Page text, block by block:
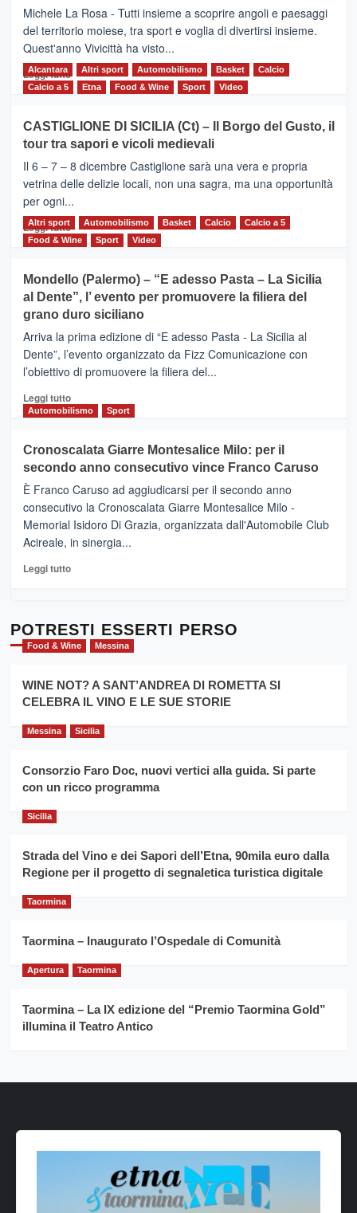
Supermaratona
dell’Etna
Michele La Rosa - Tutti insieme a scoprire angoli e paesaggi
del territorio moiese, tra sport e voglia di divertirsi insieme.
Quest'anno Vivicittà ha visto...
Leggi tutto Leggi
MOIO
ALCANTARA
–
Vivicittà,
alla
scoperta
del
territorio,
e
messaggi
di
Alcantara Altri sport Automobilismo Basket
Calcio
Calcio a 5
Etna Food & Wine Sport Video
CASTIGLIONE DI SICILIA (Ct) – Il Borgo del Gusto, il
tour tra sapori e vicoli medievali
Il 6 – 7 – 8 dicembre Castiglione sarà una vera e propria
vetrina delle delizie locali, non una sagra, ma una opportunità
per ogni...
Leggi tuttoLeggi
di
CASTIGLIONE
DI
SICILIA
(Ct)
–
Il
Borgo
Gusto,
il
tra
sapori
vicoli
medievali
Altri sport Automobilismo Basket Calcio
Calcio a 5
Food & Wine
Sport Video
Mondello (Palermo) – “E adesso Pasta – La Sicilia
al Dente”, l’ evento per promuovere la filiera del
grano duro siciliano
Arriva la prima edizione di “E adesso Pasta - La Sicilia al
Dente”, l’evento organizzato da Fizz Comunicazione con
l’obiettivo di promuovere la filiera del...
Leggi tuttoLeggi
di
Mondello
(Palermo)
–
“E
adesso
Pasta
–
Sicilia
l’
evento
per
la
filiera
grano
Automobilismo Sport
Cronoscalata Giarre Montesalice Milo: per il
secondo anno consecutivo vince Franco Caruso
È Franco Caruso ad aggiudicarsi per il secondo anno
consecutivo la Cronoscalata Giarre Montesalice Milo -
Memorial Isidoro Di Grazia, organizzata dall'Automobile Club
Acireale, in sinergia...
Leggi tuttoLeggi
Cronoscalata
Giarre
Montesalice
per
il
anno
Franco
Caruso
POTRESTI ESSERTI PERSO
Food & Wine Messina
WINE NOT? A SANT’ANDREA DI ROMETTA SI
CELEBRA IL VINO E LE SUE STORIE
Messina Sicilia
Consorzio Faro Doc, nuovi vertici alla guida. Si parte
con un ricco programma
Sicilia
Strada del Vino e dei Sapori dell’Etna, 90mila euro dalla
Regione per il progetto di segnaletica turistica digitale
Taormina
Taormina – Inaugurato l’Ospedale di Comunità
Apertura Taormina
Taormina – La IX edizione del “Premio Taormina Gold”
illumina il Teatro Antico